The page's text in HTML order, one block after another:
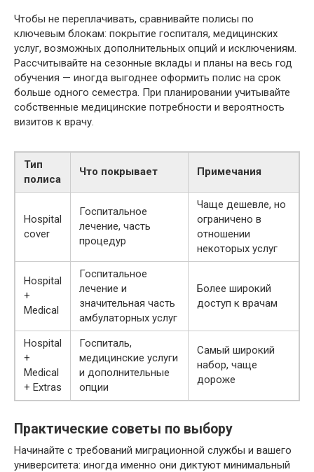
Чтобы не переплачивать, сравнивайте полисы по
ключевым блокам: покрытие госпиталя, медицинских
услуг, возможных дополнительных опций и исключениям.
Рассчитывайте на сезонные вклады и планы на весь год
обучения — иногда выгоднее оформить полис на срок
больше одного семестра. При планировании учитывайте
собственные медицинские потребности и вероятность
визитов к врачу.
Тип
полиса
Что покрывает Примечания
Hospital
cover
Госпитальное
лечение, часть
процедур
Чаще дешевле, но
ограничено в
отношении
некоторых услуг
Hospital
+
Medical
Госпитальное
лечение и
значительная часть
амбулаторных услуг
Более широкий
доступ к врачам
Hospital
+
Medical
+ Extras
Госпиталь,
медицинские услуги
и дополнительные
опции
Самый широкий
набор, чаще
дороже
Практические советы по выбору
Начинайте с требований миграционной службы и вашего
университета: иногда именно они диктуют минимальный